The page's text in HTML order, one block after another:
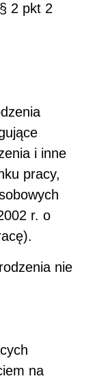
2 pkt 2
i inne
pracy,
r. o
nie
na